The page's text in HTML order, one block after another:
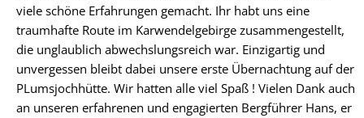
viele schöne Erfahrungen gemacht. Ihr habt uns eine
traumhafte Route im Karwendelgebirge zusammengestellt,
die unglaublich abwechslungsreich war. Einzigartig und
unvergessen bleibt dabei unsere erste Übernachtung auf der
PLumsjochhütte. Wir hatten alle viel Spaß ! Vielen Dank auch
an unseren erfahrenen und engagierten Bergführer Hans, er